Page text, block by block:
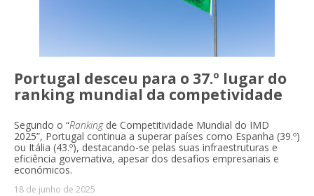
IMD
Portugal desceu para o 37.º lugar do
ranking mundial da competividade
Segundo o “Rankingde Competitividade Mundial do IMD
2025”, Portugal continua a superar países como Espanha (39.º)
ou Itália (43.º), destacando-se pelas suas infraestruturas e
eficiência governativa, apesar dos desafios empresariais e
económicos.
18 de junho de 2025